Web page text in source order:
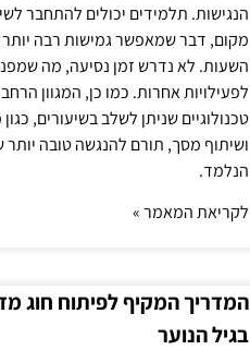
הנגישות. תלמידים יכולים להתחבר
מקום, דבר שמאפשר גמישות רבה
השעות. לא נדרש זמן נסיעה, מה
לפעילויות אחרות. כמו כן, המגוון
טכנולוגיים שניתן לשלב בשיעורים,
ושיתוף מסך, תורם להנגשה טובה
הנלמד.
לקריאת המאמר »
המדריך המקיף לפיתוח חוג
בגיל הנוער